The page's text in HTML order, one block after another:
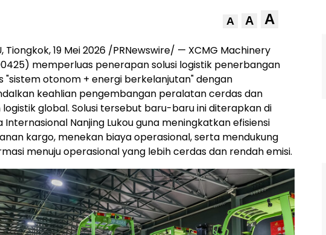
A A A
Tiongkok, 19 Mei 2026 /PRNewswire/ — XCMG Machinery
memperluas penerapan solusi logistik penerbangan
"sistem otonom + energi berkelanjutan" dengan
keahlian pengembangan peralatan cerdas dan
logistik global. Solusi tersebut baru-baru ini diterapkan di
Internasional Nanjing Lukou guna meningkatkan efisiensi
kargo, menekan biaya operasional, serta mendukung
menuju operasional yang lebih cerdas dan rendah emisi.